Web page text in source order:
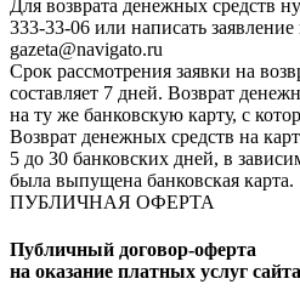
Для возврата денежных средств
333-33-06 или написать заявление
gazeta@navigato.ru
Срок рассмотрения заявки на
составляет 7 дней. Возврат
на ту же банковскую карту, с
Возврат денежных средств на
5 до 30 банковских дней, в
была выпущена банковская карта.
ПУБЛИЧНАЯ ОФЕРТА
Публичный договор-оферта
на оказание платных услуг сайта